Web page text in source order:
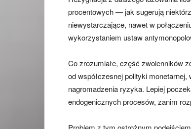
procentowych — jak sugerują
niewystarczające, nawet w
wykorzystaniem ustaw
Co zrozumiałe, część zwolenników
od współczesnej polityki
nagromadzenia ryzyka. Lepiej
endogenicznych procesów, zanim